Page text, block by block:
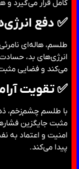
کامل قرار می‌گیرد و
✅ دفع
طلسم، هاله‌ای
انرژی‌های بد،
می‌کند و فضایی مثبت
✅ تقویت
با طلسم چشم‌زخم،
مثبت جایگزین
امنیت و اعتماد به
پیدا می‌کند.